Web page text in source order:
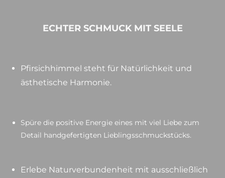
ECHTER SCHMUCK MIT SEELE
Pfirsichhimmel steht für Natürlichkeit und
ästhetische Harmonie.
Spüre die positive Energie eines mit viel Liebe zum
Detail handgefertigten Lieblingsschmuckstücks.
Erlebe Naturverbundenheit mit ausschließlich